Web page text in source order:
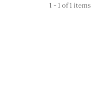
1 - 1 of 1 items